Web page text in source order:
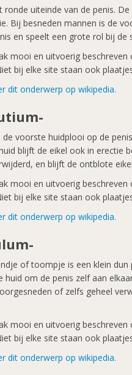
ronde uiteinde van de penis.
Bij besneden mannen is de
en speelt een grote rol bij de
mooi en uitvoerig
bij elke site staan ook
dit onderwerp op wikipedia.
voorste huidplooi op de
blijft de eikel ook in erectie
en blijft de ontblote
mooi en uitvoerig
bij elke site staan ook
dit onderwerp op wikipedia.
of toompje is een klein
huid om de penis zelf aan
of zelfs geheel
mooi en uitvoerig
bij elke site staan ook
dit onderwerp op wikipedia.